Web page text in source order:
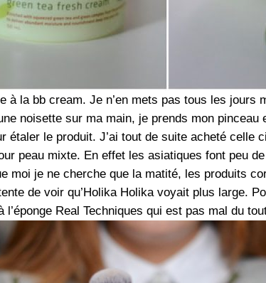
à la bb cream. Je n’en mets pas tous les jours
noisette sur ma main, je prends mon
étaler le produit. J’ai tout de suite acheté celle
peau mixte. En effet les asiatiques font peu
moi je ne cherche que la matité, les produits
de voir qu’Holika Holika voyait plus large.
l’éponge Real Techniques qui est pas mal du